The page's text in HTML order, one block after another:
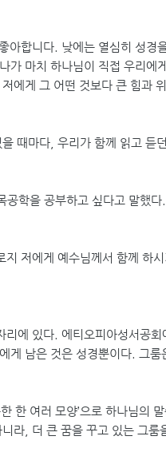
합니다. 낮에는 열심히 성경
마치 하나님이 직접 우리에
에게 그 어떤 것보다 큰 힘과
때마다, 우리가 함께 읽고 듣
학을 공부하고 싶다고 말했
저에게 예수님께서 함께 하
에 있다. 에티오피아성서공
남은 것은 성경뿐이다. 그
한 여러 모양’으로 하나님의
라, 더 큰 꿈을 꾸고 있는 그